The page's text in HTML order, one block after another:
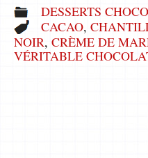
DESSERTS
CACAO,
NOIR, CRÈME DE
VÉRITABLE